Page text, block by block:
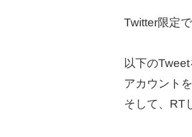
Twitter限定
以下の
アカウント
そして、RT